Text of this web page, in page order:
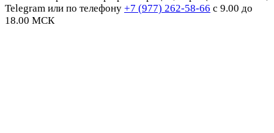
Telegram или по телефону +7 (977) 262-58-66 с 9.00 до
18.00 МСК